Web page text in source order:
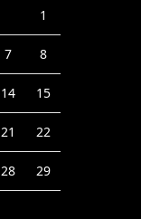
1
7 8
14 15
21 22
28 29